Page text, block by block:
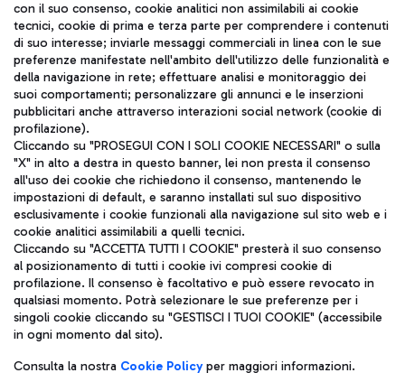
TRAVEL JOURNAL
ITA
Aeroporti di Roma S.p.A. - Società soggetta a direzione e
coordinamento di Mundys S.p.A.
Codice fiscale e Registro delle Imprese di Roma 13032990155 P.
IVA 06572251004
Capitale sociale 62.224.743,00 int. vers.
Sede legale: Via Pier Paolo Racchetti 1 - 00054 Fiumicino (RM)
telefono +39 06 65951
Privacy policy
Note legali
con il suo consenso, cookie analitici non assimilabili ai cookie
tecnici, cookie di prima e terza parte per comprendere i contenuti
di suo interesse; inviarle messaggi commerciali in linea con le sue
preferenze manifestate nell'ambito dell'utilizzo delle funzionalità e
della navigazione in rete; effettuare analisi e monitoraggio dei
suoi comportamenti; personalizzare gli annunci e le inserzioni
pubblicitari anche attraverso interazioni social network (cookie di
profilazione).
Cliccando su "PROSEGUI CON I SOLI COOKIE NECESSARI" o sulla
"X" in alto a destra in questo banner, lei non presta il consenso
all'uso dei cookie che richiedono il consenso, mantenendo le
impostazioni di default, e saranno installati sul suo dispositivo
esclusivamente i cookie funzionali alla navigazione sul sito web e i
cookie analitici assimilabili a quelli tecnici.
Cliccando su "ACCETTA TUTTI I COOKIE" presterà il suo consenso
al posizionamento di tutti i cookie ivi compresi cookie di
profilazione. Il consenso è facoltativo e può essere revocato in
qualsiasi momento. Potrà selezionare le sue preferenze per i
singoli cookie cliccando su "GESTISCI I TUOI COOKIE" (accessibile
in ogni momento dal sito).
Consulta la nostra Cookie Policyper maggiori informazioni.